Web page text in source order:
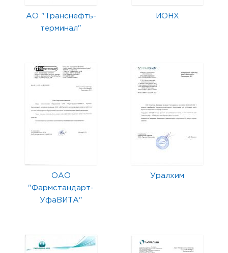
АО "Транснефть-
терминал"
ИОНХ
ОАО
"Фармстандарт-
УфаВИТА"
Уралхим